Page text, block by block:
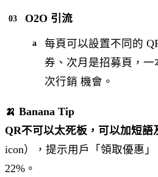
O2O 引流
每頁可以設置不同的
券、次月是招募頁，一
次行銷 機會。
🍌 Banana Tip
QR不可以太死板，可以加短語
icon），提示用戶「領取優惠
22%。